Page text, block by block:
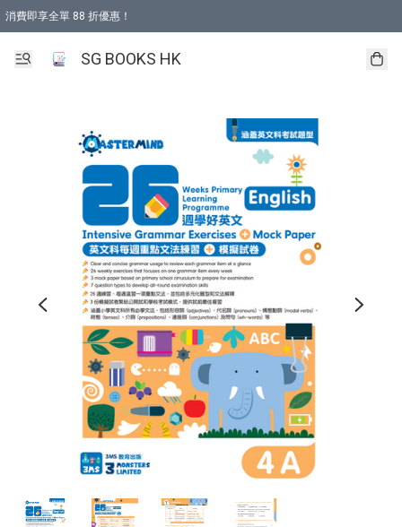
消費即享全單 88 折優惠！
SG BOOKS HK